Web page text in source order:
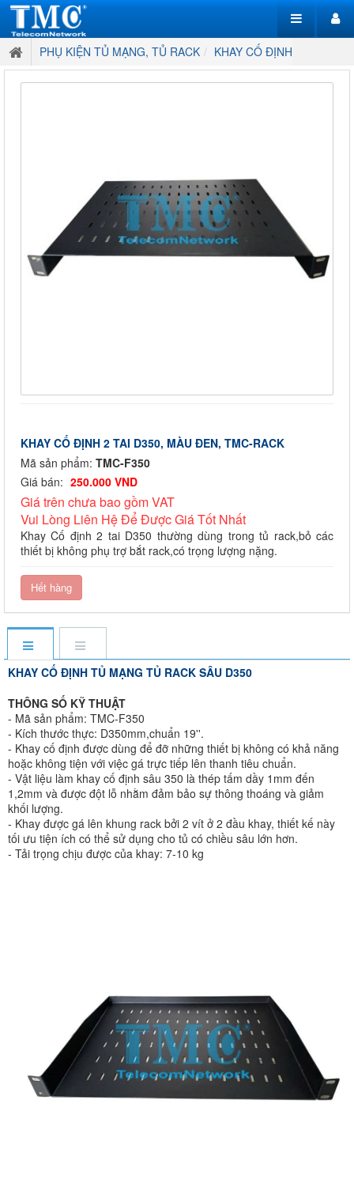
PHỤ KIỆN TỦ MẠNG, TỦ RACK KHAY CỐ ĐỊNH
KHAY CỐ ĐỊNH 2 TAI D350, MÀU ĐEN, TMC-RACK
Mã sản phẩm: TMC-F350
Giá bán: 250.000 VND
Giá trên chưa bao gồm VAT
Vui Lòng Liên Hệ Để Được Giá Tốt Nhất
Khay Cố định 2 tai D350 thường dùng trong tủ rack,bỏ các
thiết bị không phụ trợ bắt rack,có trọng lượng nặng.
Hết hàng
KHAY CỐ ĐỊNH TỦ MẠNG TỦ RACK SÂU D350
THÔNG SỐ KỸ THUẬT
- Mã sản phẩm: TMC-F350
- Kích thước thực: D350mm,chuẩn 19''.
- Khay cố định được dùng để đỡ những thiết bị không có khả năng
hoặc không tiện với việc gá trực tiếp lên thanh tiêu chuẩn.
- Vật liệu làm khay cố định sâu 350 là thép tấm dầy 1mm đến
1,2mm và được đột lỗ nhằm đảm bảo sự thông thoáng và giảm
khối lượng.
- Khay được gá lên khung rack bởi 2 vít ở 2 đầu khay, thiết kế này
tối ưu tiện ích có thể sử dụng cho tủ có chiều sâu lớn hơn.
- Tải trọng chịu được của khay: 7-10 kg